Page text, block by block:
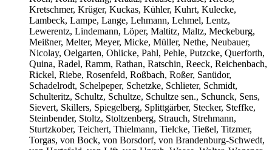
Kretschmer, Krüger, Kuckas, Kühler, Kuhrt, Kulecke,
Lambeck, Lampe, Lange, Lehmann, Lehmel, Lentz,
Lewerentz, Lindemann, Löper, Maltitz, Maltz, Meckeburg,
Meißner, Melter, Meyer, Micke, Müller, Nethe, Neubauer,
Nicolay, Oelgarten, Ohlicke, Pahl, Pehle, Putzcke, Querforth,
Quina, Radel, Ramm, Rathan, Ratschin, Reeck, Reichenbach,
Rickel, Riebe, Rosenfeld, Roßbach, Roßer, Sanüdor,
Schadelrodt, Schelpeper, Schetzke, Schlieter, Schmidt,
Schulteritz, Schultz, Schultze, Schultze sen., Schunck, Sens,
Sievert, Skillers, Spiegelberg, Splittgärber, Stecker, Steffke,
Steinbender, Stoltz, Stoltzenberg, Strauch, Strehmann,
Sturtzkober, Teichert, Thielmann, Tielcke, Tießel, Titzmer,
Torgas, von Bock, von Borsdorf, von Brandenburg-Schwedt,